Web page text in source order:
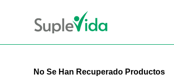
No Se Han Recuperado Productos